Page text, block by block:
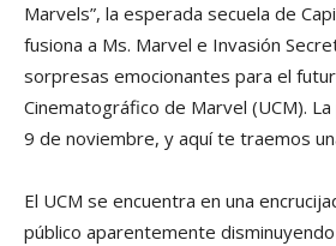
Marvels”, la esperada secuela de
fusiona a Ms. Marvel e Invasión
sorpresas emocionantes para el
Cinematográfico de Marvel (UCM).
9 de noviembre, y aquí te traemos
El UCM se encuentra en una
público aparentemente